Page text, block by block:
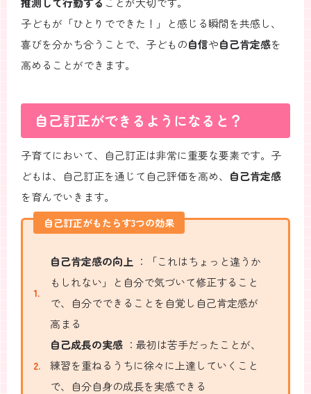
子どもが「ひとりでできた！」と感じる瞬間を共感し、
喜びを分かち合うことで、子どもの自信や自己肯定感を
高めることができます。
自己訂正ができるようになると？
子育てにおいて、自己訂正は非常に重要な要素です。子
どもは、自己訂正を通じて自己評価を高め、 自己肯定感
を育んでいきます。
自己訂正がもたらす3つの効果
自己肯定感の向上 ：「これはちょっと違うか
もしれない」と自分で気づいて修正すること
で、自分でできることを自覚し自己肯定感が
高まる
自己成長の実感 ：最初は苦手だったことが、
練習を重ねるうちに徐々に上達していくこと
で、自分自身の成長を実感できる